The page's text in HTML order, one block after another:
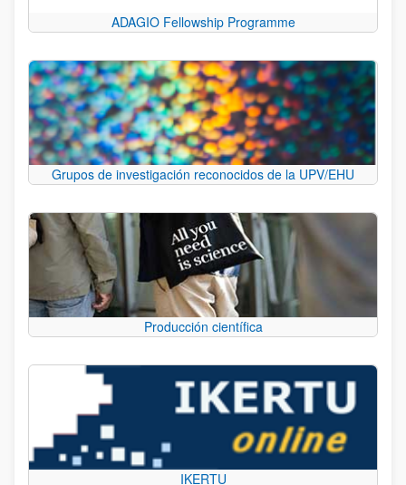
ADAGIO Fellowship Programme
Grupos de investigación reconocidos de la UPV/EHU
Producción científica
IKERTU